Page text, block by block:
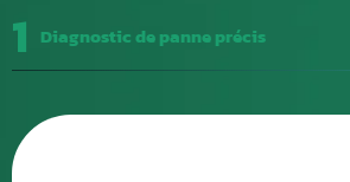
1 Diagnostic de panne précis